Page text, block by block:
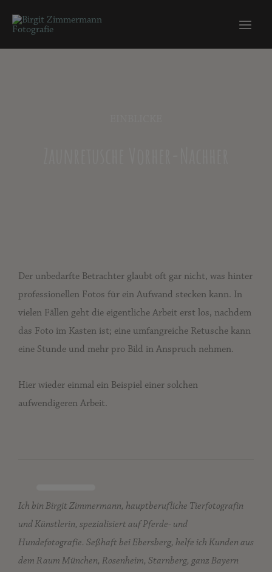
Der unbedarfte Betrachter glaubt oft gar nicht, was hinter
professionellen Fotos für ein Aufwand stecken kann. In
vielen Fällen geht die eigentliche Arbeit erst los, nachdem
das Foto im Kasten ist; eine umfangreiche Retusche kann
eine Stunde und mehr pro Bild in Anspruch nehmen.
Hier wieder einmal ein Beispiel einer solchen
aufwendigeren Arbeit.
Ich bin Birgit Zimmermann, hauptberufliche Tierfotografin
und Künstlerin, spezialisiert auf Pferde- und
Hundefotografie. Seßhaft bei Ebersberg, helfe ich Kunden aus
dem Raum München, Rosenheim, Starnberg, ganz Bayern